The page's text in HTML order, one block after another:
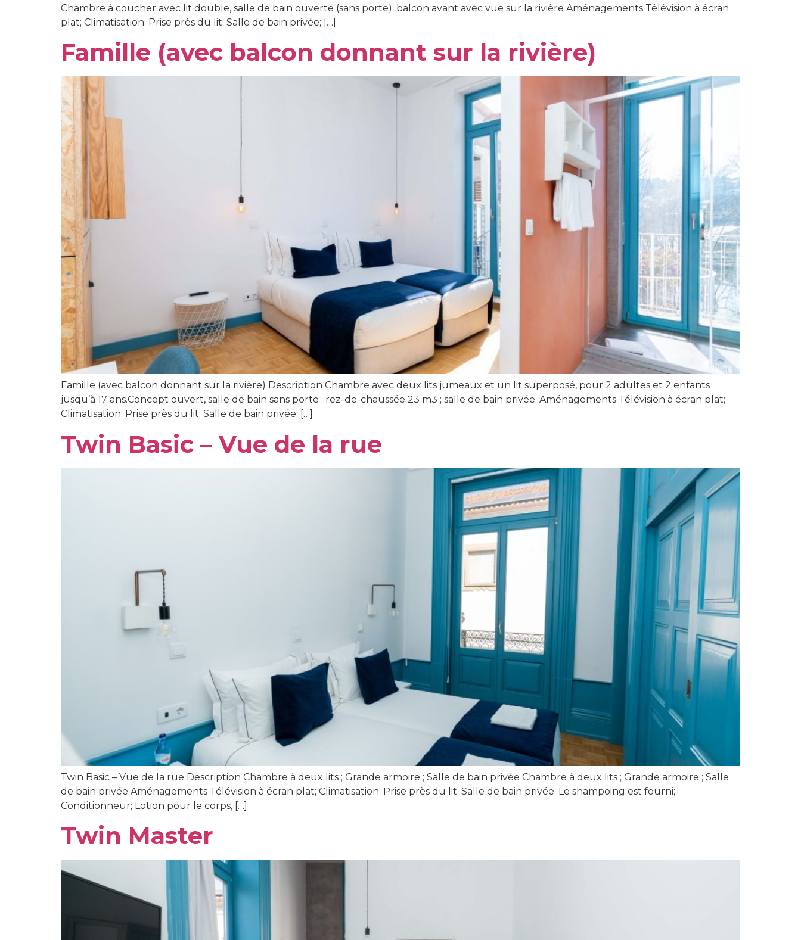
Chambre à coucher avec lit double, salle de bain ouverte (sans porte); balcon avant avec vue sur la rivière Aménagements Télévision à écran
plat; Climatisation; Prise près du lit; Salle de bain privée; […]
Famille (avec balcon donnant sur la rivière)
Famille (avec balcon donnant sur la rivière) Description Chambre avec deux lits jumeaux et un lit superposé, pour 2 adultes et 2 enfants
jusqu’à 17 ans.Concept ouvert, salle de bain sans porte ; rez-de-chaussée 23 m3 ; salle de bain privée. Aménagements Télévision à écran plat;
Climatisation; Prise près du lit; Salle de bain privée; […]
Twin Basic – Vue de la rue
Twin Basic – Vue de la rue Description Chambre à deux lits ; Grande armoire ; Salle de bain privée Chambre à deux lits ; Grande armoire ; Salle
de bain privée Aménagements Télévision à écran plat; Climatisation; Prise près du lit; Salle de bain privée; Le shampoing est fourni;
Conditionneur; Lotion pour le corps, […]
Twin Master